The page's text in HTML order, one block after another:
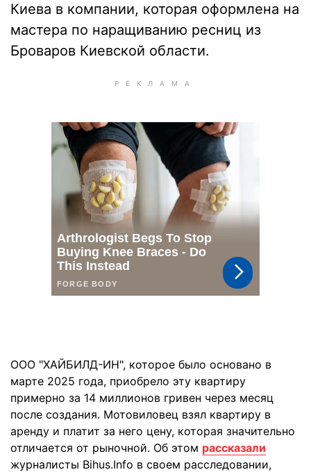
Киева в компании, которая оформлена на
мастера по наращиванию ресниц из
Броваров Киевской области.
ООО "ХАЙБИЛД-ИН", которое было основано в
марте 2025 года, приобрело эту квартиру
примерно за 14 миллионов гривен через месяц
после создания. Мотовиловец взял квартиру в
аренду и платит за него цену, которая значительно
отличается от рыночной. Об этом рассказали
журналисты Bihus.Info в своем расследовании,